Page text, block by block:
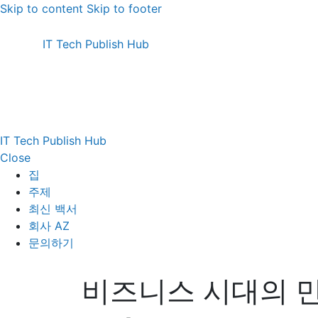
Skip to content Skip to footer
IT Tech Publish Hub
IT Tech Publish Hub
Close
집
주제
최신 백서
회사 AZ
문의하기
비즈니스 시대의